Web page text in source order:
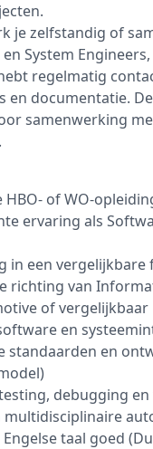
je zelfstandig of
System
regelmatig
documentatie.
samenwerking
of WO-
ervaring als
in een vergelijkbare
richting van
of vergelijkbaar
en
en
debugging
multidisciplinaire
taal goed